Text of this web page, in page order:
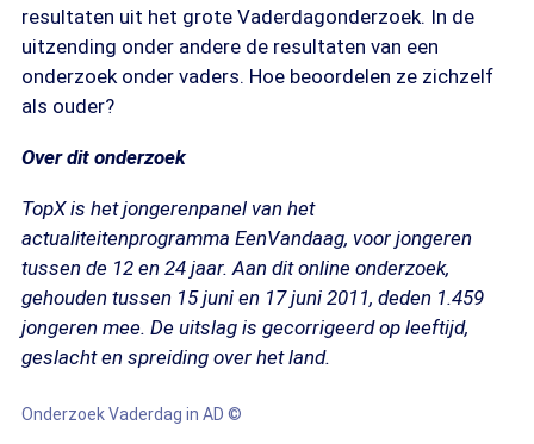
resultaten uit het grote Vaderdagonderzoek. In de
uitzending onder andere de resultaten van een
onderzoek onder vaders. Hoe beoordelen ze zichzelf
als ouder?
Over dit onderzoek
TopX is het jongerenpanel van het
actualiteitenprogramma EenVandaag, voor jongeren
tussen de 12 en 24 jaar. Aan dit online onderzoek,
gehouden tussen 15 juni en 17 juni 2011, deden 1.459
jongeren mee. De uitslag is gecorrigeerd op leeftijd,
geslacht en spreiding over het land.
Onderzoek Vaderdag in AD ©